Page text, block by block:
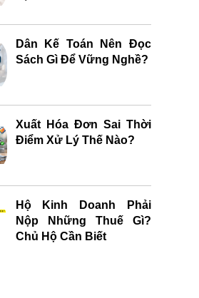
Dân Kế Toán Nên Đọc
Sách Gì Để Vững Nghề?
Xuất Hóa Đơn Sai Thời
Điểm Xử Lý Thế Nào?
Hộ Kinh Doanh Phải
Nộp Những Thuế Gì?
Chủ Hộ Cần Biết